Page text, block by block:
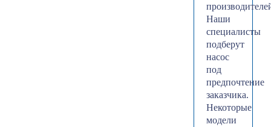
Наши
специалисты
подберут
насос
под
предпочтение
заказчика.
Некоторые
модели